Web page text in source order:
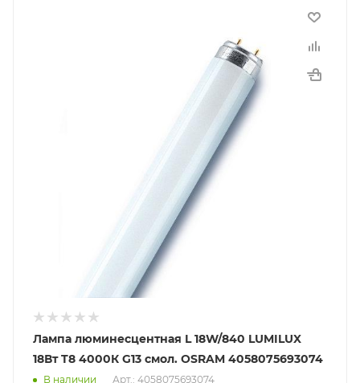
Лампа люминесцентная L 18W/840 LUMILUX
18Вт T8 4000К G13 смол. OSRAM 4058075693074
В наличии Арт.: 4058075693074